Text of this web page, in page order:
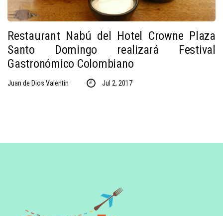
Restaurant Nabú del Hotel Crowne Plaza
Santo Domingo realizará Festival
Gastronómico Colombiano
Juan de Dios Valentin Jul 2, 2017